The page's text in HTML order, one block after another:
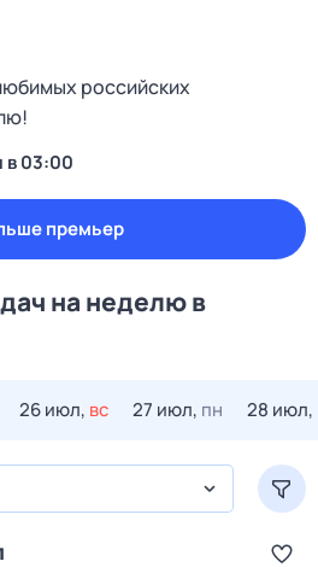
российских
в 03:00
премьер
на неделюв
26 июл, вс 27 июл, пн 28 июл,